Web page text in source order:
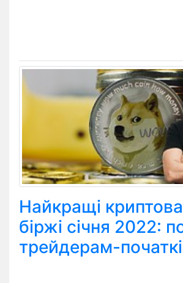
Найкращі
біржі січня 2022:
трейдерам-